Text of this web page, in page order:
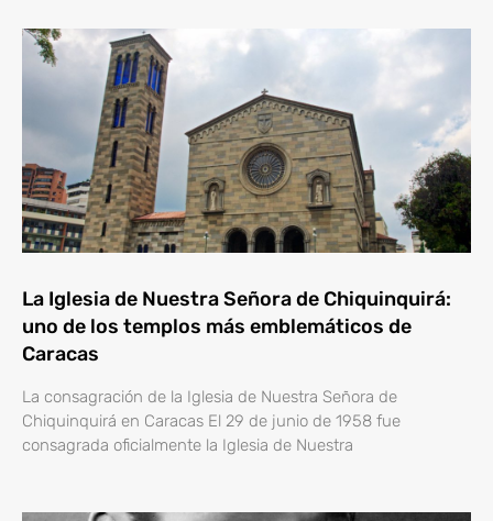
La Iglesia de Nuestra Señora de Chiquinquirá:
uno de los templos más emblemáticos de
Caracas
La consagración de la Iglesia de Nuestra Señora de
Chiquinquirá en Caracas El 29 de junio de 1958 fue
consagrada oficialmente la Iglesia de Nuestra